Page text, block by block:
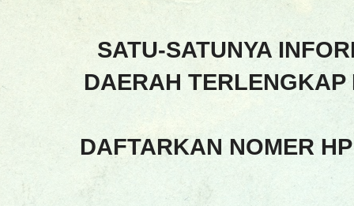
SATU-SATUNYA
DAERAH TERLENGKAP
DAFTARKAN NOMER